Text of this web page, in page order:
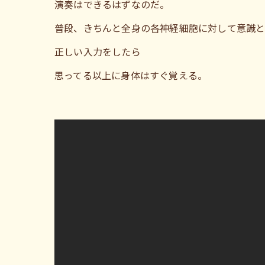
演奏はできるはずなのだ。
普段、きちんと全身の各神経細胞に対して意識
正しい入力をしたら
思ってる以上に身体はすぐ覚える。